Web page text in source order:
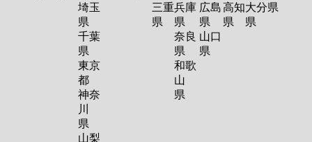
埼玉
県
千葉
県
東京
都
神奈
川
県
山梨
三重
県
兵庫
県
奈良
県
和歌
山
県
広島
県
山口
県
高知
県
大分
県
県